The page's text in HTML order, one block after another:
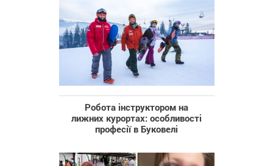
Робота інструктором на
лижних курортах: особливості
професії в Буковелі